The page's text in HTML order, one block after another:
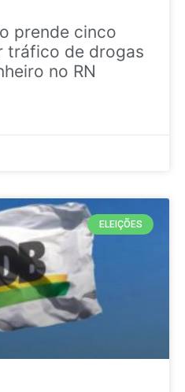
prende cinco
tráfico de drogas
no RN
ELEIÇÕES